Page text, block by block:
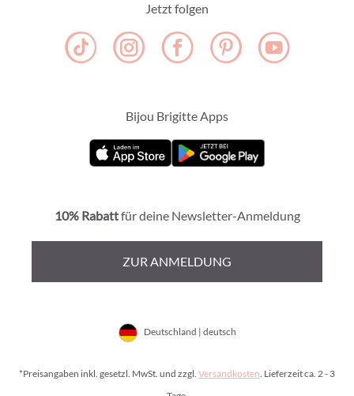
Jetzt folgen
Bijou Brigitte Apps
10% Rabattfür deine Newsletter-Anmeldung
ZUR ANMELDUNG
Deutschland | deutsch
*Preisangaben inkl. gesetzl. MwSt. und zzgl. Versandkosten. Lieferzeit ca. 2 - 3